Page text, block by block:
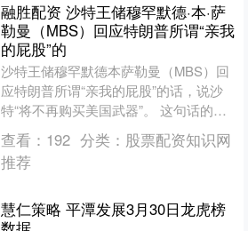
融胜配资 沙特王储穆罕默德·本·萨
勒曼（MBS）回应特朗普所谓“亲我
的屁股”的
沙特王储穆罕默德本萨勒曼（MBS）回
应特朗普所谓“亲我的屁股”的话，说沙
特“将不再购买美国武器”。 这句话的背
景，源于2026年3月底特朗普在迈阿密
的“未来投资....
查看： 192 分类： 股票配资知识网
推荐
慧仁策略 平潭发展3月30日龙虎榜